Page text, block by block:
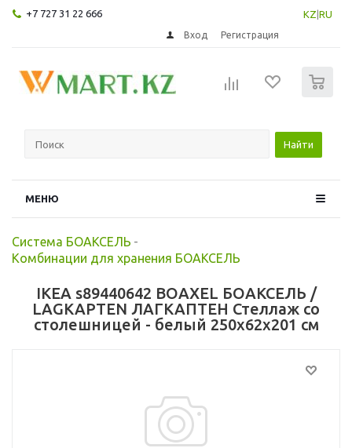
+7 727 31 22 666 KZ RU
Вход Регистрация
Найти
МЕНЮ
Система БОАКСЕЛЬ -
Комбинации для хранения БОАКСЕЛЬ
IKEA s89440642 BOAXEL БОАКСЕЛЬ /
LAGKAPTEN ЛАГКАПТЕН Стеллаж со
столешницей - белый 250x62x201 см